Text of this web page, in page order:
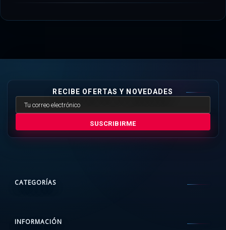
RECIBE OFERTAS Y NOVEDADES
SUSCRIBIRME
CATEGORÍAS
INFORMACIÓN